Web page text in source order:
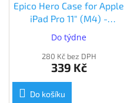
Epico Hero Case for Apple
iPad Pro 11" (M4) -
transparentní/černý
(90310101300001)
Do týdne
280 Kč bez DPH
339 Kč
Do košíku